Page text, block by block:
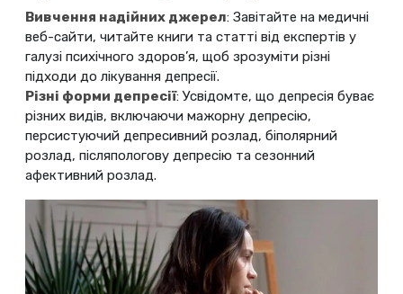
Вивчення надійних джерел: Завітайте на медичні
веб-сайти, читайте книги та статті від експертів у
галузі психічного здоров’я, щоб зрозуміти різні
підходи до лікування депресії.
Різні форми депресії: Усвідомте, що депресія буває
різних видів, включаючи мажорну депресію,
персистуючий депресивний розлад, біполярний
розлад, післяпологову депресію та сезонний
афективний розлад.